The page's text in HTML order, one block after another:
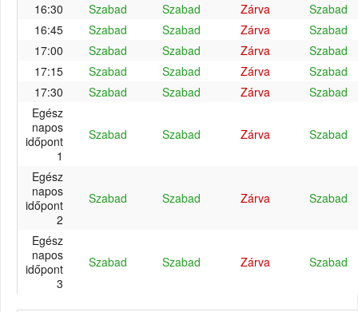
16:30 Szabad Szabad Zárva
Szabad
16:45
Szabad Szabad Zárva
Szabad
17:00
Szabad Szabad Zárva
Szabad
17:15
Szabad Szabad Zárva
Szabad
17:30
Szabad Szabad Zárva
Szabad
Egész
napos
időpont
1
Szabad Szabad Zárva Szabad
Egész
napos
időpont
2
Szabad Szabad Zárva Szabad
Egész
napos
időpont
3
Szabad Szabad Zárva Szabad